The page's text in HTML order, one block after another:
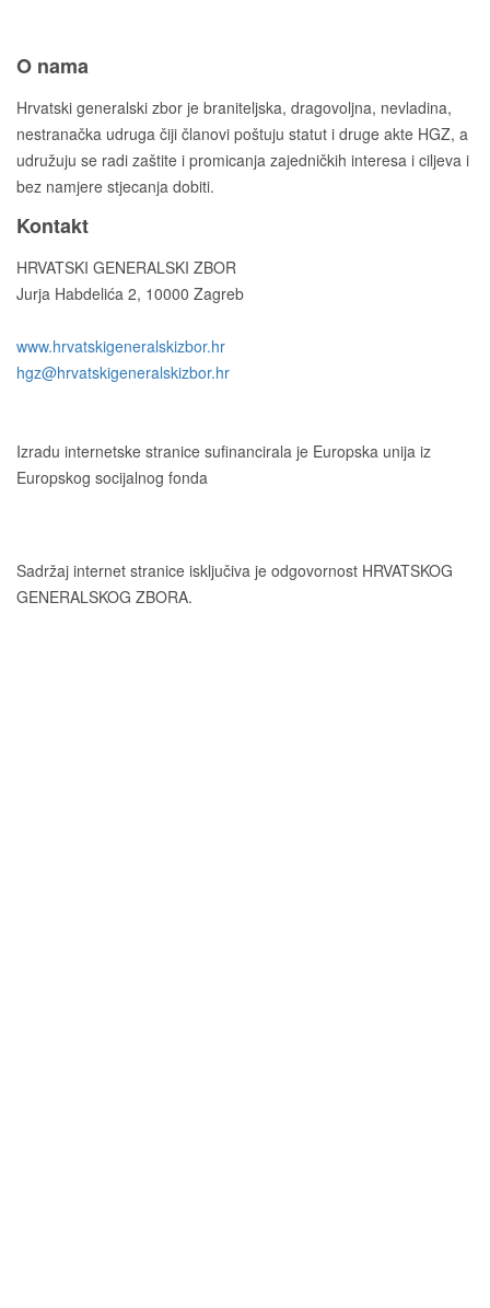
O nama
Hrvatski generalski zbor je braniteljska, dragovoljna, nevladina,
nestranačka udruga čiji članovi poštuju statut i druge akte HGZ, a
udružuju se radi zaštite i promicanja zajedničkih interesa i ciljeva i
bez namjere stjecanja dobiti.
Kontakt
HRVATSKI GENERALSKI ZBOR
Jurja Habdelića 2, 10000 Zagreb
www.hrvatskigeneralskizbor.hr
hgz@hrvatskigeneralskizbor.hr
Izradu internetske stranice sufinancirala je Europska unija iz
Europskog socijalnog fonda
Sadržaj internet stranice isključiva je odgovornost HRVATSKOG
GENERALSKOG ZBORA.